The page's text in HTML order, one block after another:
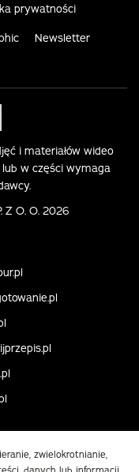
prywatności
Newsletter
i materiałów wideo
lub w części wymaga
Z O. O. 2026
zwielokrotnianie,